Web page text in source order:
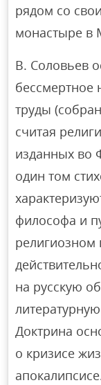
рядом со
монастыре в
В. Соловьев
труды
считая
изданных во
один том
философа и
на русскую
Доктрина
о кризисе